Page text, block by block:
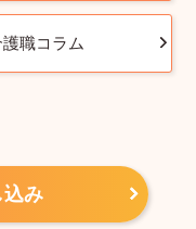
護職コラム
み